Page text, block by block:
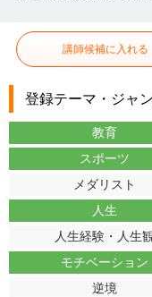
講師候補に入れる
登録テーマ・ジャ
教育
スポーツ
メダリスト
人生
人生経験・人生
モチベーション
逆境